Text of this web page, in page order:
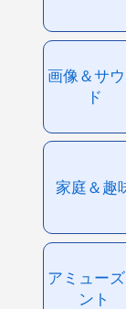
画像＆サ
ド
家庭＆趣
アミュー
ント